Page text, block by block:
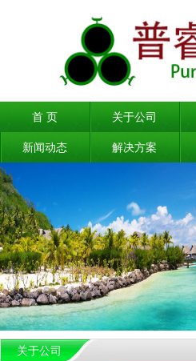
首 页 关于公司
新闻动态 解决方案
关于公司